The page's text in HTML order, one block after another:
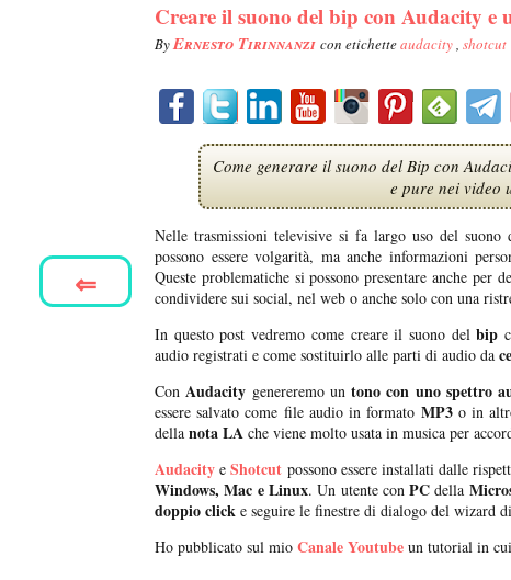
Creare il suono del bip con Audacity e
ByErnesto Tirinnanzi con etichetteaudacity, shotcut
Come generare il suono del Bip con
e pure nei video
Nelle trasmissioni televisive si fa largo uso del suono
possono essere volgarità, ma anche informazioni
Queste problematiche si possono presentare anche
condividere sui social, nel web o anche solo con una
In questo post vedremo come creare il suono delbip
audio registrati e come sostituirlo alle parti di audio da
ConAudacity genereremo untono con uno spettro
essere salvato come file audio in formato MP3 o in
della nota LA che viene molto usata in musica per
Audacity e Shotcut possono essere installati dalle
Windows, Mac e Linux. Un utente conPC della
doppio click e seguire le finestre di dialogo del wizard
Ho pubblicato sul mio Canale Youtube un tutorial in
⇐